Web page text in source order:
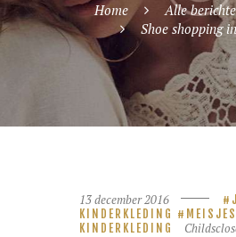
Home Alle
Shoe shopping
13 december 2016
KINDERKLEDING
MEISJES
KINDERKLEDING